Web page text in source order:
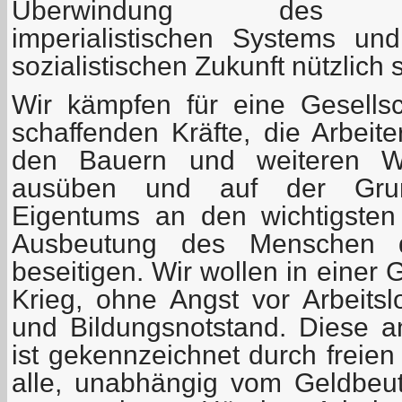
Überwindung des
imperialistischen Systems
sozialistischen Zukunft nützlich
Wir kämpfen für eine
schaffenden Kräfte, die
den Bauern und weiteren
ausüben und auf der
Eigentums an den
Ausbeutung des Menschen
beseitigen. Wir wollen in einer
Krieg, ohne Angst vor
und Bildungsnotstand. Diese
ist gekennzeichnet durch
alle, unabhängig vom